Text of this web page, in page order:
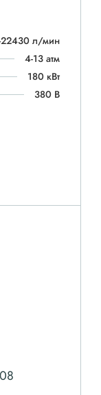
л/мин
4-13 атм
180 кВт
380 В